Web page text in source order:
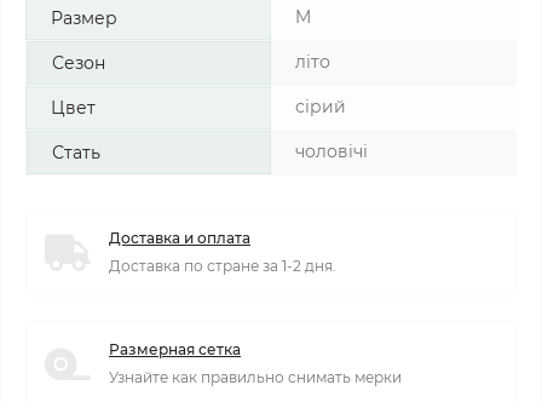
Размер M
Сезон літо
Цвет сірий
Стать чоловічі
Доставка и оплата
Доставка по стране за 1-2 дня.
Размерная сетка
Узнайте как правильно снимать мерки